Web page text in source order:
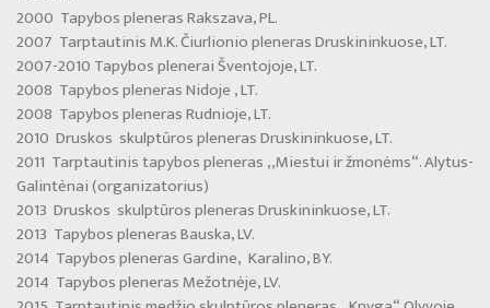
2000 Tapybos pleneras Rakszava, PL.
2007 Tarptautinis M.K. Čiurlionio pleneras Druskininkuose, LT.
2007-2010 Tapybos plenerai Šventojoje, LT.
2008 Tapybos pleneras Nidoje , LT.
2008 Tapybos pleneras Rudnioje, LT.
2010 Druskos skulptūros pleneras Druskininkuose, LT.
2011 Tarptautinis tapybos pleneras ,,Miestui ir žmonėms“. Alytus-
Galintėnai (organizatorius)
2013 Druskos skulptūros pleneras Druskininkuose, LT.
2013 Tapybos pleneras Bauska, LV.
2014 Tapybos pleneras Gardine, Karalino, BY.
2014 Tapybos pleneras Mežotnėje, LV.